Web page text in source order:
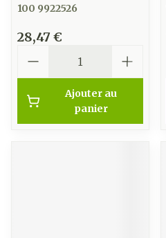
100 9922526
28,47 €
Ajouter au
panier